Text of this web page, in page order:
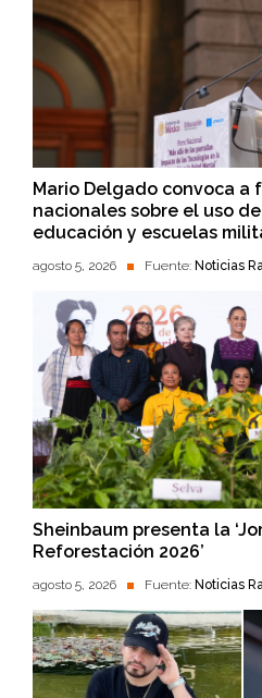
Mario Delgado convoca a
nacionales sobre el uso
educación y escuelas
agosto 5, 2026 Fuente: Noticias
Sheinbaum presenta la
Reforestación 2026’
agosto 5, 2026 Fuente: Noticias